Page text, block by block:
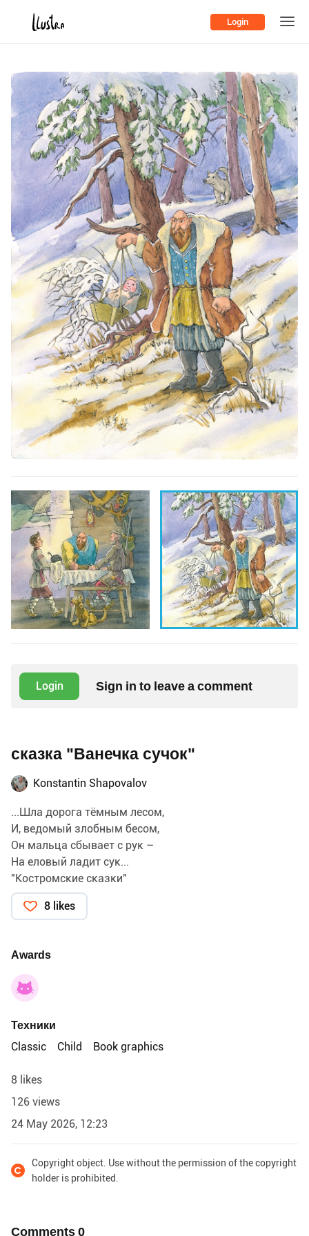
Login
Login Sign in to leave a comment
сказка "Ванечка сучок"
Konstantin Shapovalov
...Шла дорога тёмным лесом,
И, ведомый злобным бесом,
Он мальца сбывает с рук –
На еловый ладит сук...
"Костромские сказки"
8 likes
Awards
Техники
Classic
Child Book graphics
8 likes
126 views
24 May 2026, 12:23
Copyright object. Use without the permission of the copyright
holder is prohibited.
Comments0